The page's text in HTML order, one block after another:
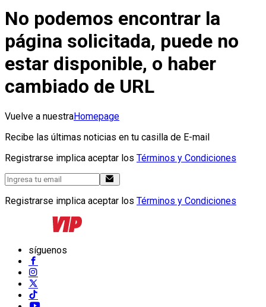
No podemos encontrar la
página solicitada, puede no
estar disponible, o haber
cambiado de URL
Vuelve a nuestraHomepage
Recibe las últimas noticias en tu casilla de E-mail
Registrarse implica aceptar los Términos y Condiciones
Registrarse implica aceptar los Términos y Condiciones
síguenos